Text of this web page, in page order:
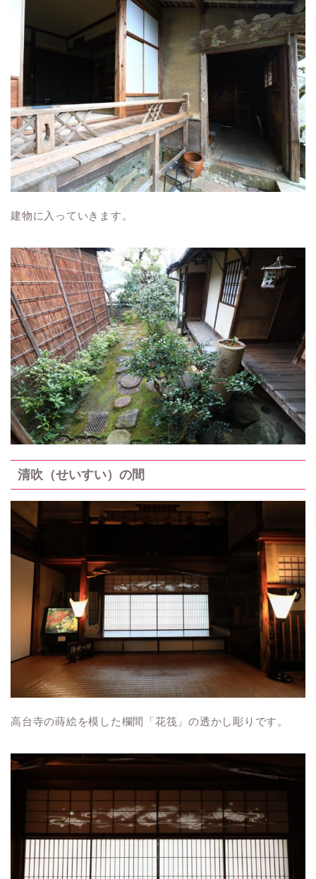
建物に入っていきます。
清吹（せいすい）の間
高台寺の蒔絵を模した欄間「花筏」の透かし彫りです。